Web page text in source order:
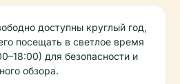
доступны круглый год,
посещать в светлое время
для безопасности и
обзора.